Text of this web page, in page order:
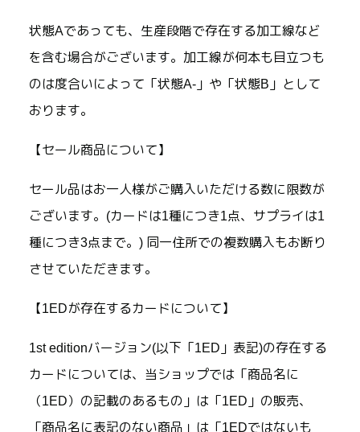
状態Aであっても、生産段階で存在する加工線など
を含む場合がございます。加工線が何本も目立つも
のは度合いによって「状態A-」や「状態B」として
おります。
【セール商品について】
セール品はお一人様がご購入いただける数に限数が
ございます。(カードは1種につき1点、サプライは1
種につき3点まで。) 同一住所での複数購入もお断り
させていただきます。
【1EDが存在するカードについて】
1st editionバージョン(以下「1ED」表記)の存在する
カードについては、当ショップでは「商品名に
（1ED）の記載のあるもの」は「1ED」の販売、
「商品名に表記のない商品」は「1EDではないも